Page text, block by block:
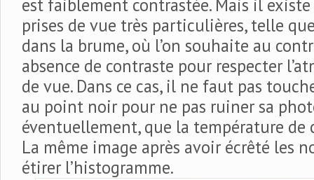
est faiblement contrastée. Mais il
prises de vue très particulières, telle
dans la brume, où l’on souhaite au
absence de contraste pour respecter
de vue. Dans ce cas, il ne faut pas
au point noir pour ne pas ruiner sa
éventuellement, que la température de
La même image après avoir écrêté les
étirer l’histogramme.